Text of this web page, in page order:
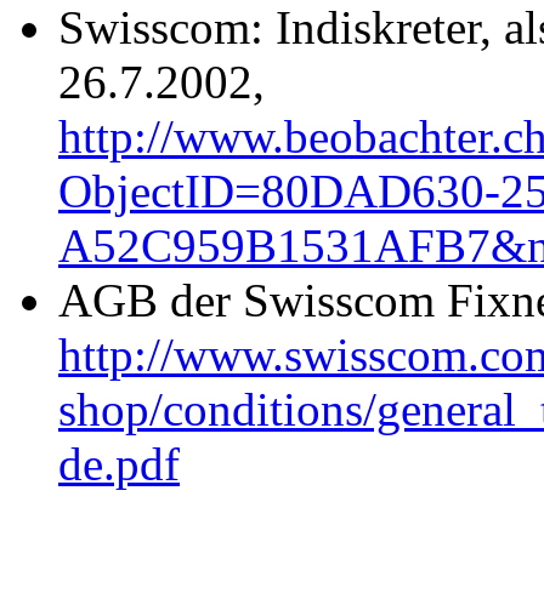
Swisscom: Indiskreter,
26.7.2002,
http://
ObjectID=80DAD630-
AGB der Swisscom
http://
shop/conditions/
de.pdf